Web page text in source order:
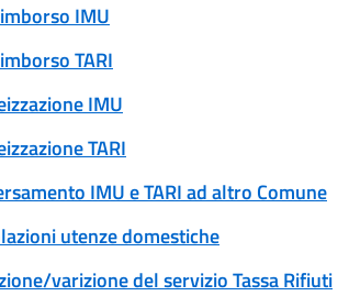
IMU
TARI
IMU
TARI
IMU e TARI ad altro Comune
utenze domestiche
varizione del servizio Tassa Rifiuti